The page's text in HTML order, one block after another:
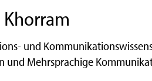
Khorram
und
und Mehrsprachige